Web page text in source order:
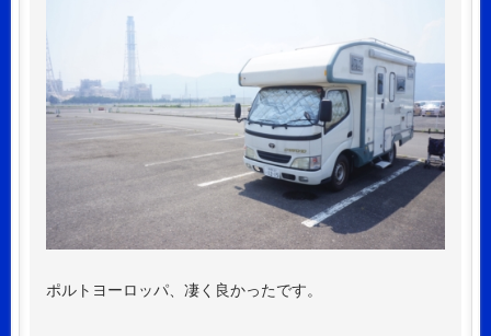
ポルトヨーロッパ、凄く良かったです。